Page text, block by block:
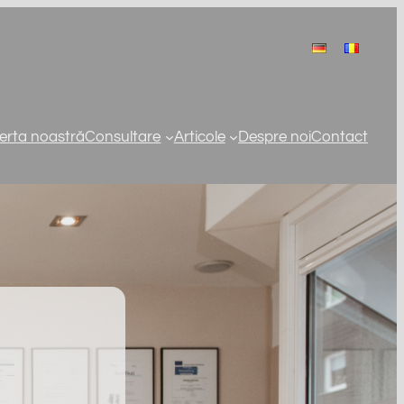
noastrăConsultare Articole Despre noiContact